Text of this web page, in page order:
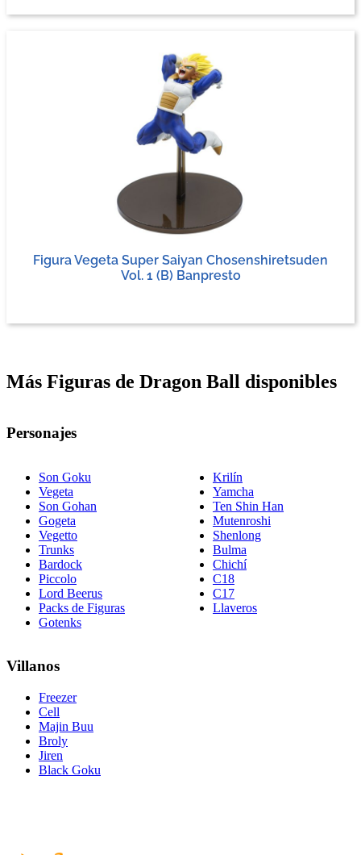
Figura Vegeta Super Saiyan Chosenshiretsuden
Vol. 1 (B) Banpresto
Más Figuras de Dragon Ball disponibles
Personajes
Son Goku
Vegeta
Son Gohan
Gogeta
Vegetto
Trunks
Bardock
Piccolo
Lord Beerus
Packs de Figuras
Gotenks
Krilín
Yamcha
Ten Shin Han
Mutenroshi
Shenlong
Bulma
Chichí
C18
C17
Llaveros
Villanos
Freezer
Cell
Majin Buu
Broly
Jiren
Black Goku